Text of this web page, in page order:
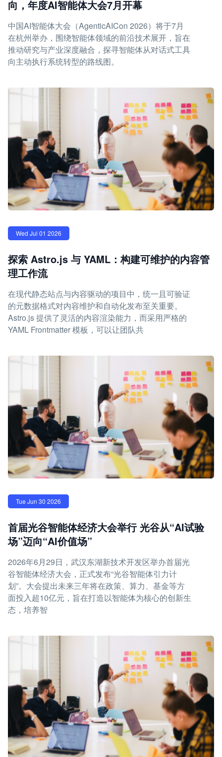
向，年度AI智能体大会7月开幕
中国AI智能体大会（AgenticAICon 2026）将于7月
在杭州举办，围绕智能体领域的前沿技术展开，旨在
推动研究与产业深度融合，探寻智能体从对话式工具
向主动执行系统转型的路线图。
Wed Jul 01 2026
探索 Astro.js 与 YAML：构建可维护的内容管
理工作流
在现代静态站点与内容驱动的项目中，统一且可验证
的元数据格式对内容维护和自动化发布至关重要。
Astro.js 提供了灵活的内容渲染能力，而采用严格的
YAML Frontmatter 模板，可以让团队共
Tue Jun 30 2026
首届光谷智能体经济大会举行 光谷从“AI试验
场”迈向“AI价值场”
2026年6月29日，武汉东湖新技术开发区举办首届光
谷智能体经济大会，正式发布“光谷智能体引力计
划”。大会提出未来三年将在政策、算力、基金等方
面投入超10亿元，旨在打造以智能体为核心的创新生
态，培养智